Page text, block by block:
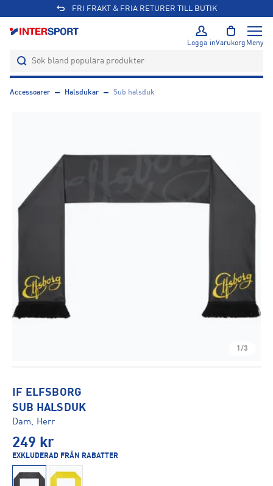
FRI FRAKT & FRIA RETURER TILL BUTIK
Logga inVarukorg Meny
Accessoarer Halsdukar Sub halsduk
1/3
IF ELFSBORG
SUB HALSDUK
Dam, Herr
249 kr
EXKLUDERAD FRÅN RABATTER